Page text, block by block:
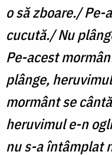
o să zboare./
cucută./ Nu
Pe-acest
plânge,
mormânt se
heruvimul e-n
nu s-a întâmplat